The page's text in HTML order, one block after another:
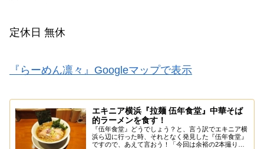
定休日 無休
『らーめん凛々』Googleマップで表示
エキニア横浜『拉麺 伍年食堂』中華そば
的ラーメンを食す！
『伍年食堂』どうでしょう？と、言う訳でエキニア横
浜ら辺に行った時、それとなく発見した『伍年食堂』
ですので、あえて言おう！「今回は余裕の2本撮りで